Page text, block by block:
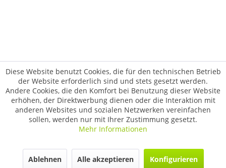
Diese Website benutzt Cookies, die für den technischen Betrieb
der Website erforderlich sind und stets gesetzt werden.
Andere Cookies, die den Komfort bei Benutzung dieser Website
erhöhen, der Direktwerbung dienen oder die Interaktion mit
anderen Websites und sozialen Netzwerken vereinfachen
sollen, werden nur mit Ihrer Zustimmung gesetzt.
Mehr Informationen
Ablehnen Alle akzeptieren Konfigurieren